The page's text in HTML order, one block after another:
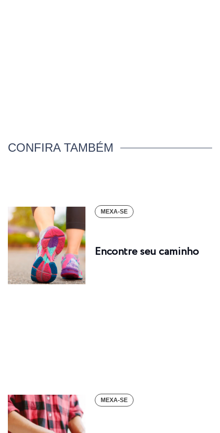
CONFIRA TAMBÉM
MEXA-SE
Encontre seu caminho
MEXA-SE